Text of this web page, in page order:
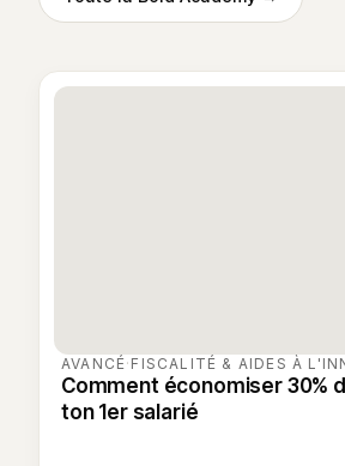
AVANCÉ· FISCALITÉ & AIDES À
Comment économiser 30%
ton 1er salarié